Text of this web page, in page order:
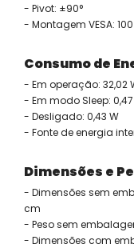
- Pivot: ±90°
- Montagem VESA:
Consumo de
- Em operação: 32,02
- Em modo Sleep:
- Desligado: 0,43 W
- Fonte de energia
Dimensões e
- Dimensões sem
cm
- Peso sem
- Dimensões com